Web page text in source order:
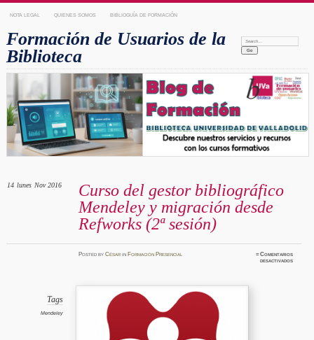
NOTA LEGAL QUIENES SOMOS BIBLIOGUÍA DE FORMACIÓN
Formación de Usuarios de la
Biblioteca
Search:
Curso del gestor bibliográfico
Mendeley y migración desde
Refworks (2ª sesión)
14 lunes Nov 2016
PostedbyCésar inFormación Presencial ≈Comentarios
desactivadosen
Tags
Mendeley